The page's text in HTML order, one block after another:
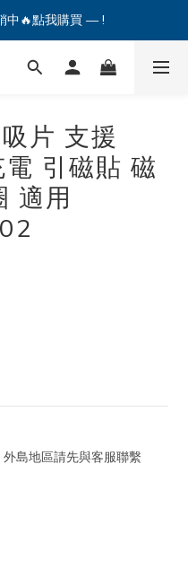
中🔥點我購買 — !
領優惠券！🎫
中🔥點我購買 — !
片 支援
引磁貼 磁
適用
島地區請先與客服聯繫